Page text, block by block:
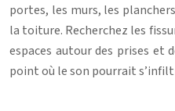
portes, les murs, les
la toiture. Recherchez les
espaces autour des prises
point où le son pourrait